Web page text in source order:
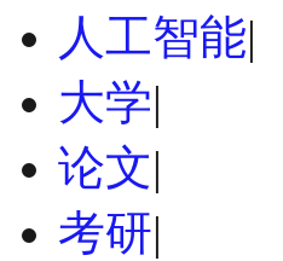
人工智能|
大学|
论文|
考研|